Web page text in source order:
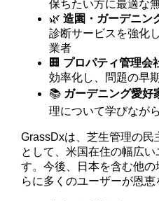
保ちたい方に最適な
🌿造園・ガーデニン
診断サービスを強化
業者
🏢 プロパティ管理会
効率化し、問題の早
📚 ガーデニング愛好
理について学びなが
GrassDxは、芝生管理の
として、米国在住の幅広
す。今後、日本を含む他
らに多くのユーザーが恩恵